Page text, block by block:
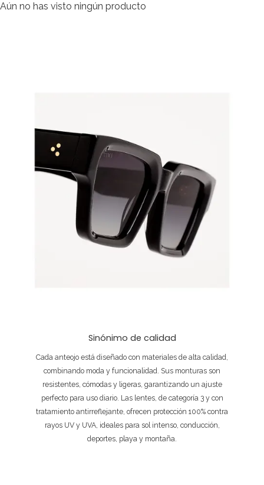
Aún no has visto ningún producto
Sinónimo de calidad
Cada anteojo está diseñado con materiales de alta calidad,
combinando moda y funcionalidad. Sus monturas son
resistentes, cómodas y ligeras, garantizando un ajuste
perfecto para uso diario. Las lentes, de categoría 3 y con
tratamiento antirreflejante, ofrecen protección 100% contra
rayos UV y UVA, ideales para sol intenso, conducción,
deportes, playa y montaña.